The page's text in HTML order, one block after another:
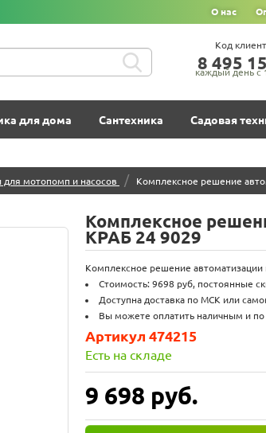
О нас
8‍ 4‍9‍5‍
каждый день с
Код
для дома Сантехника Садовая
мотопомп и насосов / Комплексное решение
Комплексное
КРАБ 24 9029
Комплексное решение автоматизации
Стоимость: 9698 руб, постоянные
Доступна доставка по МСК или
Вы можете оплатить наличным и по
9 698 руб.
Артикул 474215
Есть на складе